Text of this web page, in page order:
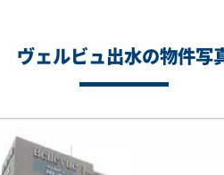
ヴェルビュ出水の物件写